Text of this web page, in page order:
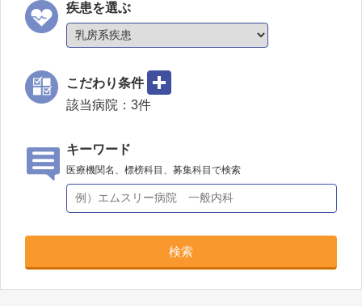
疾患を選ぶ
こだわり条件
該当病院： 3件
キーワード
医療機関名、標榜科目、募集科目で検索
検索